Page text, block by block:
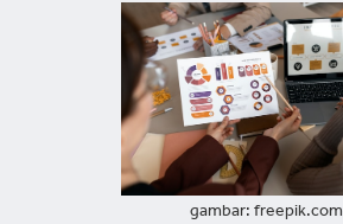
gambar: freepik.com